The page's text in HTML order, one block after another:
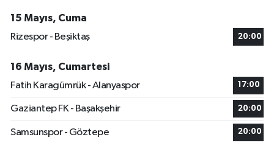
15 Mayıs, Cuma
Rizespor - Beşiktaş
20:00
16 Mayıs, Cumartesi
Fatih Karagümrük - Alanyaspor
17:00
Gaziantep FK - Başakşehir 20:00
Samsunspor - Göztepe 20:00